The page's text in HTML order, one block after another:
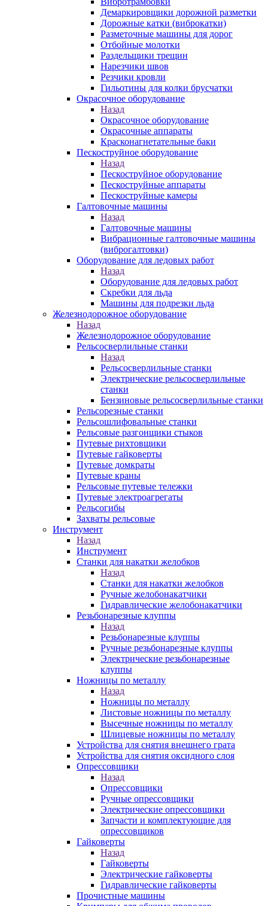
Демаркировщики дорожной разметки
Дорожные катки (виброкатки)
Разметочные машины для дорог
Отбойные молотки
Раздельщики трещин
Нарезчики швов
Резчики кровли
Гильотины для колки брусчатки
Окрасочное оборудование
Назад
Окрасочное оборудование
Окрасочные аппараты
Красконагнетательные баки
Пескоструйное оборудование
Назад
Пескоструйное оборудование
Пескоструйные аппараты
Пескоструйные камеры
Галтовочные машины
Назад
Галтовочные машины
Вибрационные галтовочные машины
(виброгалтовки)
Оборудование для ледовых работ
Назад
Оборудование для ледовых работ
Скребки для льда
Машины для подрезки льда
Железнодорожное оборудование
Назад
Железнодорожное оборудование
Рельсосверлильные станки
Назад
Рельсосверлильные станки
Электрические рельсосверлильные
станки
Бензиновые рельсосверлильные станки
Рельсорезные станки
Рельсошлифовальные станки
Рельсовые разгонщики стыков
Путевые рихтовщики
Путевые гайковерты
Путевые домкраты
Путевые краны
Рельсовые путевые тележки
Путевые электроагрегаты
Рельсогибы
Захваты рельсовые
Инструмент
Назад
Инструмент
Станки для накатки желобков
Назад
Станки для накатки желобков
Ручные желобонакатчики
Гидравлические желобонакатчики
Резьбонарезные клуппы
Назад
Резьбонарезные клуппы
Ручные резьбонарезные клуппы
Электрические резьбонарезные
клуппы
Ножницы по металлу
Назад
Ножницы по металлу
Листовые ножницы по металлу
Высечные ножницы по металлу
Шлицевые ножницы по металлу
Устройства для снятия внешнего грата
Устройства для снятия оксидного слоя
Опрессовщики
Назад
Опрессовщики
Ручные опрессовщики
Электрические опрессовщики
Запчасти и комплектующие для
опрессовщиков
Гайковерты
Назад
Гайковерты
Электрические гайковерты
Гидравлические гайковерты
Прочистные машины